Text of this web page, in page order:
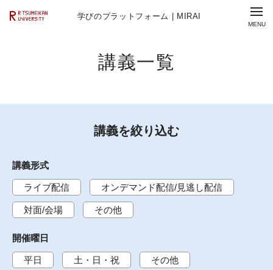
学びのプラットフォーム | MIRAI
講義一覧
講義を絞り込む
講義形式
ライブ配信 オンデマンド配信/見逃し配信
対面/会場 その他
開催曜日
平日 土・日・祝 その他